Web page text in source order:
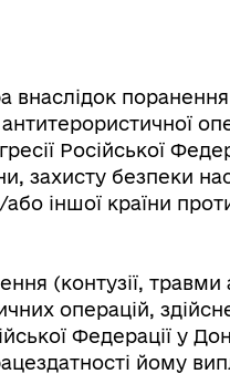
з числа ВПО
внаслідок поранення
Російської
захисту безпеки
іншої країни
(контузії, травми
операцій,
Федерації у
йому